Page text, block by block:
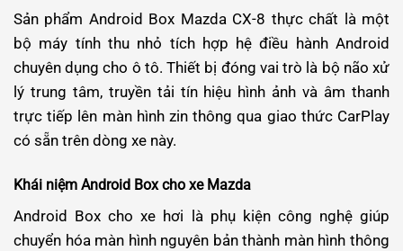
Sản phẩm Android Box Mazda CX-8 thực chất là một
bộ máy tính thu nhỏ tích hợp hệ điều hành Android
chuyên dụng cho ô tô. Thiết bị đóng vai trò là bộ não xử
lý trung tâm, truyền tải tín hiệu hình ảnh và âm thanh
trực tiếp lên màn hình zin thông qua giao thức CarPlay
có sẵn trên dòng xe này.
Khái niệm Android Box cho xe Mazda
Android Box cho xe hơi là phụ kiện công nghệ giúp
chuyển hóa màn hình nguyên bản thành màn hình thông